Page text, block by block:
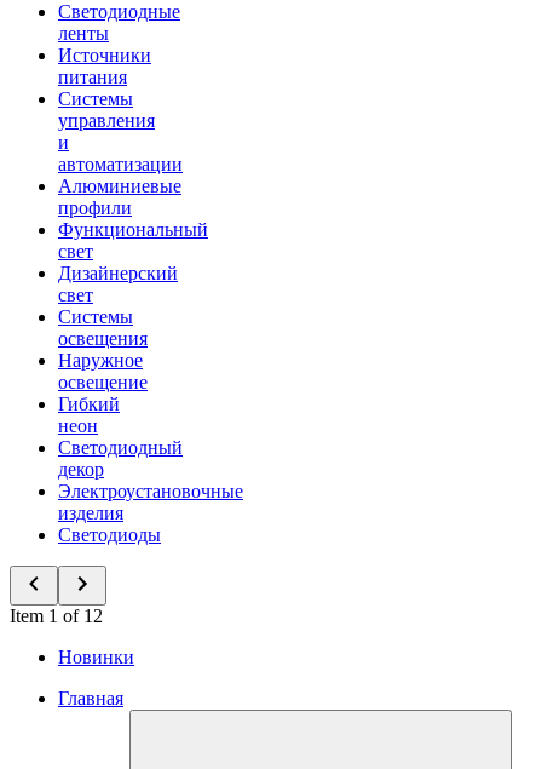
Светодиодные
ленты
Источники
питания
Системы
управления
и
автоматизации
Алюминиевые
профили
Функциональный
свет
Дизайнерский
свет
Системы
освещения
Наружное
освещение
Гибкий
неон
Светодиодный
декор
Электроустановочные
изделия
Светодиоды
Item 1 of 12
Новинки
Главная